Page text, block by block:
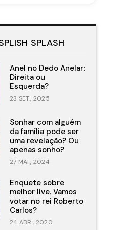
SPLASH
Anel no Dedo Anelar:
Direita ou
Esquerda?
23 SET., 2025
Sonhar com alguém
da família pode ser
uma revelação? Ou
apenas sonho?
27 MAI., 2024
Enquete sobre
melhor live. Vamos
votar no rei Roberto
Carlos?
24 ABR., 2020